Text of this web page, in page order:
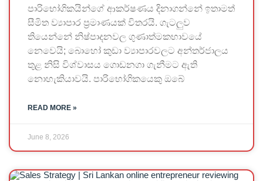
පාරිභෝගිකයින්ගේ ආකර්ෂණය දිනාගන්නේ ඉතාමත්
සීමිත ව්‍යාපාර ප්‍රමාණයක් විතරයි. ගැටලුව
තියෙන්නේ නිෂ්පාදනවල ගුණාත්මකභාවයේ
නෙවෙයි; බොහෝ කුඩා ව්‍යාපාරවලට අන්තර්ජාලය
තුළ නිසි විශ්වාසය ගොඩනගා ගැනීමට ඇති
නොහැකියාවයි. පාරිභෝගිකයෙකු ඔබේ
READ MORE »
June 8, 2026